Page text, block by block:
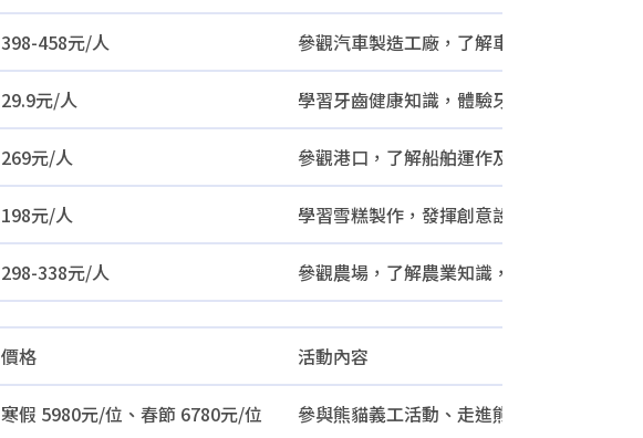
398-458元/人 參觀汽車製造工廠，了解車輛生產流程。
29.9元/人 學習牙齒健康知識，體驗牙醫基礎技能。
269元/人 參觀港口，了解船舶運作及航行知識。
198元/人 學習雪糕製作，發揮創意設計屬於自己的作
298-338元/人 參觀農場，了解農業知識，參與農場活動。
價格 活動內容
寒假 5980元/位、春節 6780元/位 參與熊貓義工活動、走進熊貓基地學習保